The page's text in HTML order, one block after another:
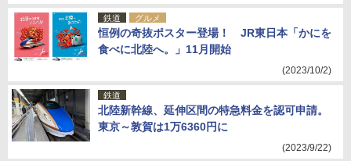
鉄道 グルメ
恒例の奇抜ポスター登場！ JR東日本「かにを
食べに北陸へ。」11月開始
(2023/10/2)
鉄道
北陸新幹線、延伸区間の特急料金を認可申請。
東京～敦賀は1万6360円に
(2023/9/22)